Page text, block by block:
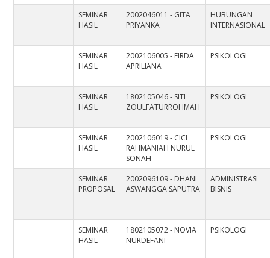
SEMINAR
HASIL
2002046011 - GITA
PRIYANKA
HUBUNGAN
INTERNASIONAL
SEMINAR
HASIL
2002106005 - FIRDA
APRILIANA
PSIKOLOGI
SEMINAR
HASIL
1802105046 - SITI
ZOULFATURROHMAH
PSIKOLOGI
SEMINAR
HASIL
2002106019 - CICI
RAHMANIAH NURUL
SONAH
PSIKOLOGI
SEMINAR
PROPOSAL
2002096109 - DHANI
ASWANGGA SAPUTRA
ADMINISTRASI
BISNIS
SEMINAR
HASIL
1802105072 - NOVIA
NURDEFANI
PSIKOLOGI